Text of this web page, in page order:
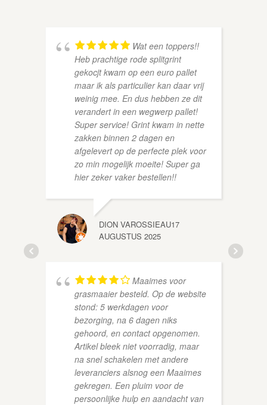
Wat een toppers!!
Heb prachtige rode splitgrint
gekocjt kwam op een euro pallet
maar ik als particulier kan daar vrij
weinig mee. En dus hebben ze dit
verandert in een wegwerp pallet!
Super service! Grint kwam in nette
zakken binnen 2 dagen en
afgelevert op de perfecte plek voor
zo min mogelijk moeite! Super ga
hier zeker vaker bestellen!!
DION VAROSSIEAU17
AUGUSTUS 2025
Maaimes voor
grasmaaier besteld. Op de website
stond: 5 werkdagen voor
bezorging, na 6 dagen niks
gehoord, en contact opgenomen.
Artikel bleek niet voorradig, maar
na snel schakelen met andere
leveranciers alsnog een Maaimes
gekregen. Een pluim voor de
persoonlijke hulp en aandacht van